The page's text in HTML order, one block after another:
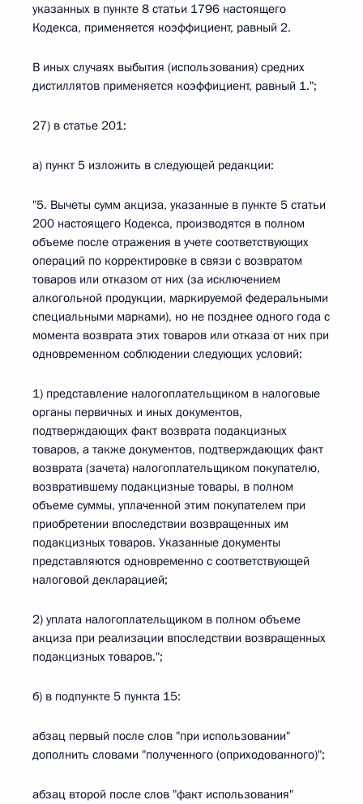
указанных в пункте 8 статьи 1796 настоящего
Кодекса, применяется коэффициент, равный 2.
В иных случаях выбытия (использования) средних
дистиллятов применяется коэффициент, равный 1.";
27) в статье 201:
а) пункт 5 изложить в следующей редакции:
"5. Вычеты сумм акциза, указанные в пункте 5 статьи
200 настоящего Кодекса, производятся в полном
объеме после отражения в учете соответствующих
операций по корректировке в связи с возвратом
товаров или отказом от них (за исключением
алкогольной продукции, маркируемой федеральными
специальными марками), но не позднее одного года с
момента возврата этих товаров или отказа от них при
одновременном соблюдении следующих условий:
1) представление налогоплательщиком в налоговые
органы первичных и иных документов,
подтверждающих факт возврата подакцизных
товаров, а также документов, подтверждающих факт
возврата (зачета) налогоплательщиком покупателю,
возвратившему подакцизные товары, в полном
объеме суммы, уплаченной этим покупателем при
приобретении впоследствии возвращенных им
подакцизных товаров. Указанные документы
представляются одновременно с соответствующей
налоговой декларацией;
2) уплата налогоплательщиком в полном объеме
акциза при реализации впоследствии возвращенных
подакцизных товаров.";
б) в подпункте 5 пункта 15:
абзац первый после слов "при использовании"
дополнить словами "полученного (оприходованного)";
абзац второй после слов "факт использования"